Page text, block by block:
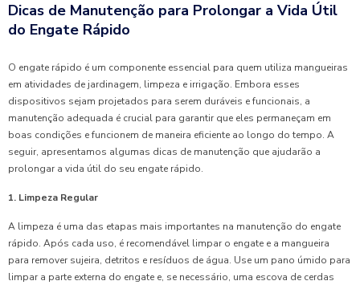
Dicas de Manutenção para Prolongar a Vida Útil
do Engate Rápido
O engate rápido é um componente essencial para quem utiliza mangueiras
em atividades de jardinagem, limpeza e irrigação. Embora esses
dispositivos sejam projetados para serem duráveis e funcionais, a
manutenção adequada é crucial para garantir que eles permaneçam em
boas condições e funcionem de maneira eficiente ao longo do tempo. A
seguir, apresentamos algumas dicas de manutenção que ajudarão a
prolongar a vida útil do seu engate rápido.
1. Limpeza Regular
A limpeza é uma das etapas mais importantes na manutenção do engate
rápido. Após cada uso, é recomendável limpar o engate e a mangueira
para remover sujeira, detritos e resíduos de água. Use um pano úmido para
limpar a parte externa do engate e, se necessário, uma escova de cerdas